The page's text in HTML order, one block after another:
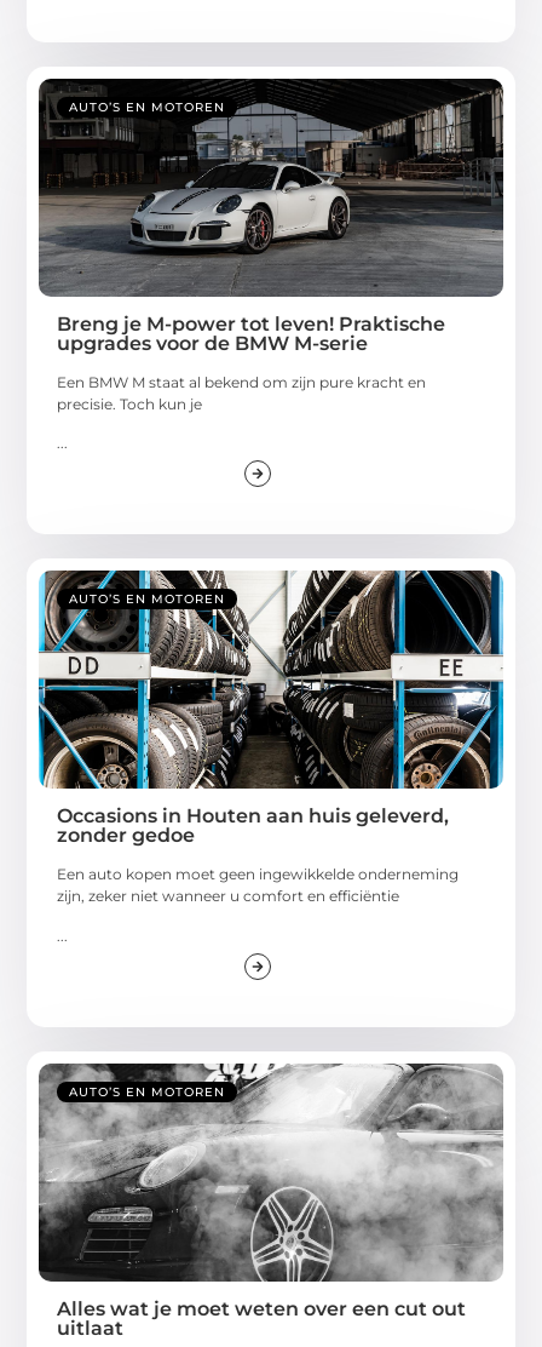
AUTO’S EN MOTOREN
Breng je M-power tot leven! Praktische
upgrades voor de BMW M-serie
Een BMW M staat al bekend om zijn pure kracht en
precisie. Toch kun je
...
AUTO’S EN MOTOREN
Occasions in Houten aan huis geleverd,
zonder gedoe
Een auto kopen moet geen ingewikkelde onderneming
zijn, zeker niet wanneer u comfort en efficiëntie
AUTO’S EN MOTOREN
Alles wat je moet weten over een cut out
uitlaat